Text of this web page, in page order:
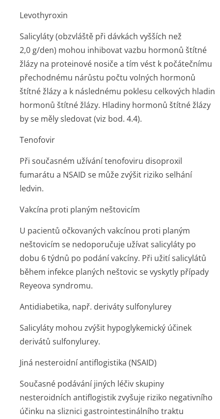
Levothyroxin
Salicyláty (obzvláště při dávkách vyšších než
2,0 g/den) mohou inhibovat vazbu hormonů štítné
žlázy na proteinové nosiče a tím vést k počátečnímu
přechodnému nárůstu počtu volných hormonů
štítné žlázy a k následnému poklesu celkových hladin
hormonů štítné žlázy. Hladiny hormonů štítné žlázy
by se měly sledovat (viz bod. 4.4).
Tenofovir
Při současném užívání tenofoviru disoproxil
fumarátu a NSAID se může zvýšit riziko selhání
ledvin.
Vakcína proti planým neštovicím
U pacientů očkovaných vakcínou proti planým
neštovicím se nedoporučuje užívat salicyláty po
dobu 6 týdnů po podání vakcíny. Při užití salicylátů
během infekce planých neštovic se vyskytly případy
Reyeova syndromu.
Antidiabetika, např. deriváty sulfonylurey
Salicyláty mohou zvýšit hypoglykemický účinek
derivátů sulfonylurey.
Jiná nesteroidní antiflogistika (NSAID)
Současné podávání jiných léčiv skupiny
nesteroidních antiflogistik zvyšuje riziko negativního
účinku na sliznici gastrointesti­nálního traktu